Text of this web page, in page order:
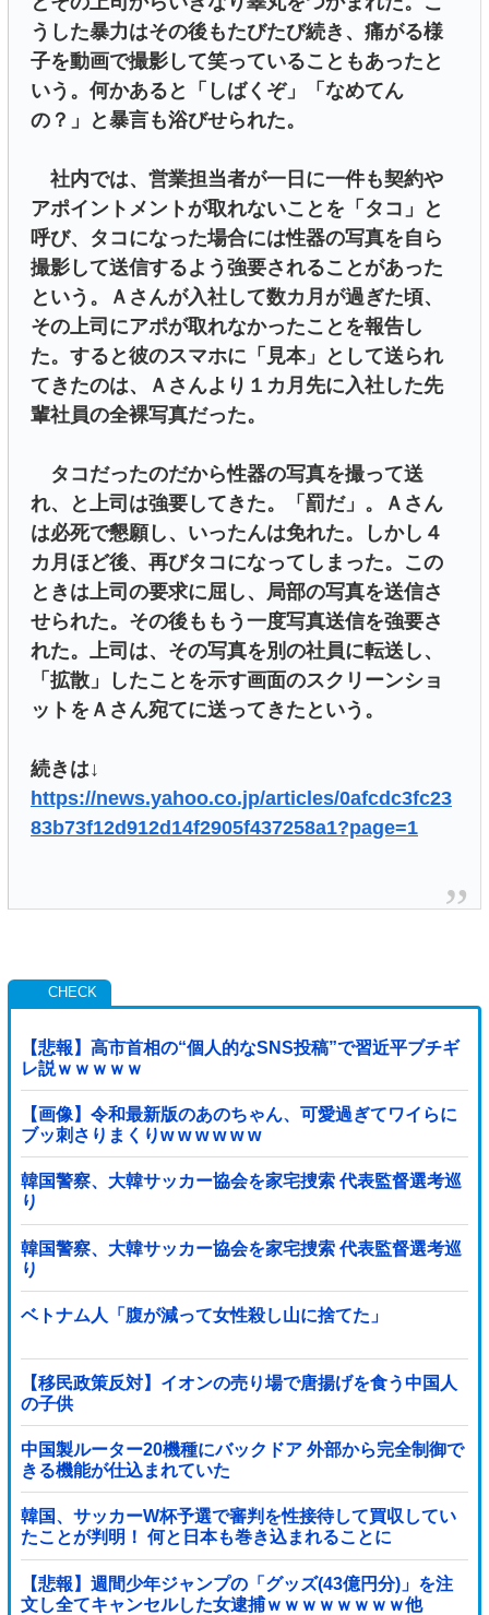
うした暴力はその後もたびたび続き、痛がる様
子を動画で撮影して笑っていることもあったと
いう。何かあると「しばくぞ」「なめてん
の？」と暴言も浴びせられた。
社内では、営業担当者が一日に一件も契約や
アポイントメントが取れないことを「タコ」と
呼び、タコになった場合には性器の写真を自ら
撮影して送信するよう強要されることがあった
という。Ａさんが入社して数カ月が過ぎた頃、
その上司にアポが取れなかったことを報告し
た。すると彼のスマホに「見本」として送られ
てきたのは、Ａさんより１カ月先に入社した先
輩社員の全裸写真だった。
タコだったのだから性器の写真を撮って送
れ、と上司は強要してきた。「罰だ」。Ａさん
は必死で懇願し、いったんは免れた。しかし４
カ月ほど後、再びタコになってしまった。この
ときは上司の要求に屈し、局部の写真を送信さ
せられた。その後ももう一度写真送信を強要さ
れた。上司は、その写真を別の社員に転送し、
「拡散」したことを示す画面のスクリーンショ
ットをＡさん宛てに送ってきたという。
続きは↓
https://news.yahoo.co.jp/articles/0afcdc3fc23
83b73f12d912d14f2905f437258a1?page=1
【悲報】高市首相の“個人的なSNS投稿”で習近平ブチギ
レ説ｗｗｗｗｗ
【画像】令和最新版のあのちゃん、可愛過ぎてワイらに
ブッ刺さりまくりw w w w w w
韓国警察、大韓サッカー協会を家宅捜索 代表監督選考巡
り
韓国警察、大韓サッカー協会を家宅捜索 代表監督選考巡
り
ベトナム人「腹が減って女性殺し山に捨てた」
【移民政策反対】イオンの売り場で唐揚げを食う中国人
の子供
中国製ルーター20機種にバックドア 外部から完全制御で
きる機能が仕込まれていた
韓国、サッカーW杯予選で審判を性接待して買収してい
たことが判明！ 何と日本も巻き込まれることに
【悲報】週間少年ジャンプの「グッズ(43億円分)」を注
文し全てキャンセルした女逮捕ｗｗｗｗｗｗｗｗ他